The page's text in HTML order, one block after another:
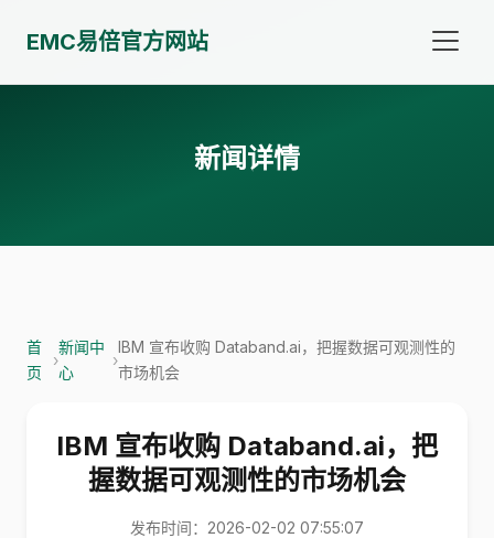
EMC易倍官方网站
新闻详情
首
页
›
新闻中
心
›
IBM 宣布收购 Databand.ai，把握数据可观测性的
市场机会
IBM 宣布收购 Databand.ai，把
握数据可观测性的市场机会
发布时间：2026-02-02 07:55:07